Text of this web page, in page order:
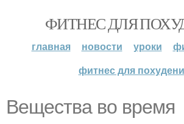
ФИТНЕС ДЛЯ
главная новости уроки
фитнес для
Вещества во время